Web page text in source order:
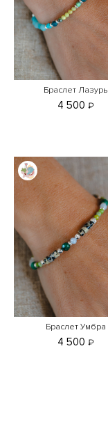
Браслет Лазурь
4 500 ₽
Браслет Умбра
4 500 ₽